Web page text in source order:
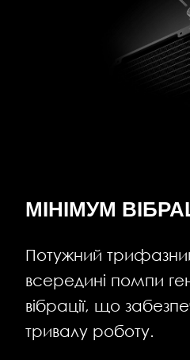
МІНІМУМ
Потужний
всередині помпи
вібрації, що
тривалу роботу.